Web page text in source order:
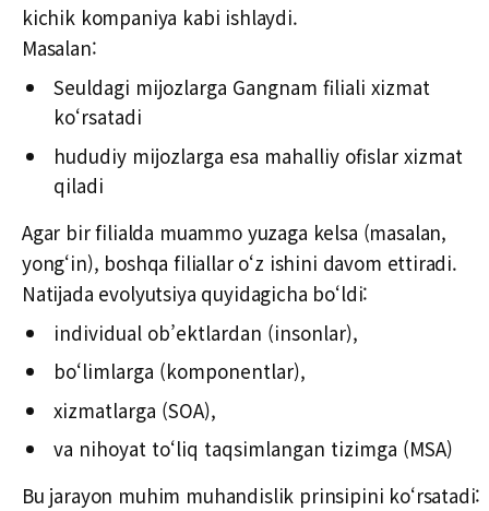
kichik kompaniya kabi ishlaydi.
Masalan:
Seuldagi mijozlarga Gangnam filiali xizmat
ko‘rsatadi
hududiy mijozlarga esa mahalliy ofislar xizmat
qiladi
Agar bir filialda muammo yuzaga kelsa (masalan,
yong‘in), boshqa filiallar o‘z ishini davom ettiradi.
Natijada evolyutsiya quyidagicha bo‘ldi:
individual ob’ektlardan (insonlar),
bo‘limlarga (komponentlar),
xizmatlarga (SOA),
va nihoyat to‘liq taqsimlangan tizimga (MSA)
Bu jarayon muhim muhandislik prinsipini ko‘rsatadi: